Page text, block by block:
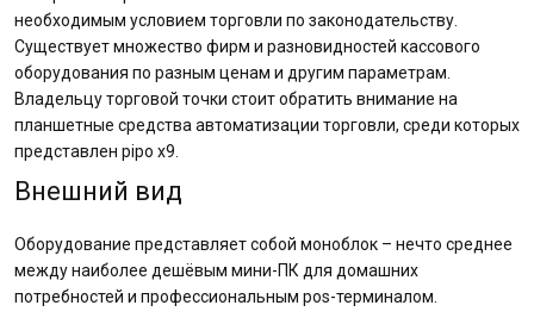
необходимым условием торговли по законодательству.
Существует множество фирм и разновидностей кассового
оборудования по разным ценам и другим параметрам.
Владельцу торговой точки стоит обратить внимание на
планшетные средства автоматизации торговли, среди которых
представлен pipo x9.
Внешний вид
Оборудование представляет собой моноблок – нечто среднее
между наиболее дешёвым мини-ПК для домашних
потребностей и профессиональным pos-терминалом.